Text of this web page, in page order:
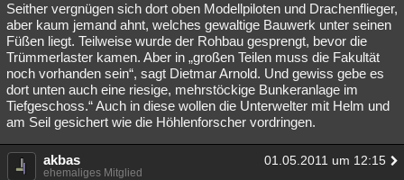
Seither vergnügen sich dort oben Modellpiloten und Drachenflieger,
aber kaum jemand ahnt, welches gewaltige Bauwerk unter seinen
Füßen liegt. Teilweise wurde der Rohbau gesprengt, bevor die
Trümmerlaster kamen. Aber in „großen Teilen muss die Fakultät
noch vorhanden sein“, sagt Dietmar Arnold. Und gewiss gebe es
dort unten auch eine riesige, mehrstöckige Bunkeranlage im
Tiefgeschoss.“ Auch in diese wollen die Unterwelter mit Helm und
am Seil gesichert wie die Höhlenforscher vordringen.
akbas 01.05.2011 um 12:15
ehemaliges Mitglied